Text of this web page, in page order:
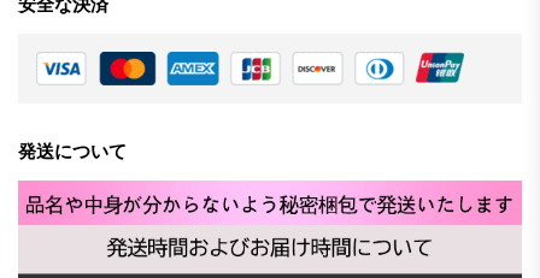
発送について